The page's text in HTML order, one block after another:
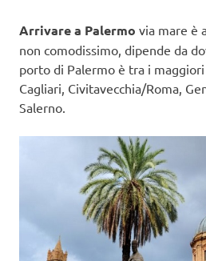
Arrivare a Palermo via mare è
non comodissimo, dipende da
porto di Palermo è tra i
Cagliari, Civitavecchia/Roma,
Salerno.